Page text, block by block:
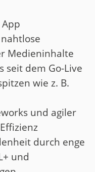
Medieninhalte
seit dem Go-Live
wie z. B.
und agiler
durch enge
und